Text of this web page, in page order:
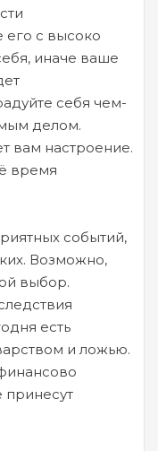
его с высоко
иначе ваше
себя чем-
делом.
вам настроение.
время
событий,
Возможно,
выбор.
есть
и ложью.